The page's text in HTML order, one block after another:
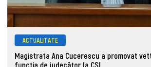
ACTUALITATE
Magistrata Ana Cucerescu a promovat
funcția de judecător la CSJ